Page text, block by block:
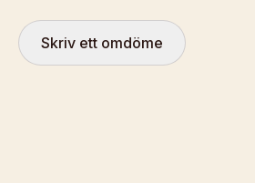
Skriv ett omdöme